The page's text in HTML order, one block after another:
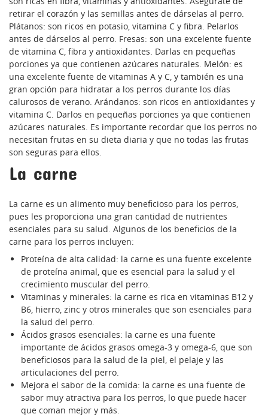
retirar el corazón y las semillas antes de dárselas al perro.
Plátanos: son ricos en potasio, vitamina C y fibra. Pelarlos
antes de dárselos al perro. Fresas: son una excelente fuente
de vitamina C, fibra y antioxidantes. Darlas en pequeñas
porciones ya que contienen azúcares naturales. Melón: es
una excelente fuente de vitaminas A y C, y también es una
gran opción para hidratar a los perros durante los días
calurosos de verano. Arándanos: son ricos en antioxidantes y
vitamina C. Darlos en pequeñas porciones ya que contienen
azúcares naturales. Es importante recordar que los perros no
necesitan frutas en su dieta diaria y que no todas las frutas
son seguras para ellos.
La carne
La carne es un alimento muy beneficioso para los perros,
pues les proporciona una gran cantidad de nutrientes
esenciales para su salud. Algunos de los beneficios de la
carne para los perros incluyen:
Proteína de alta calidad: la carne es una fuente excelente
de proteína animal, que es esencial para la salud y el
crecimiento muscular del perro.
Vitaminas y minerales: la carne es rica en vitaminas B12 y
B6, hierro, zinc y otros minerales que son esenciales para
la salud del perro.
Ácidos grasos esenciales: la carne es una fuente
importante de ácidos grasos omega-3 y omega-6, que son
beneficiosos para la salud de la piel, el pelaje y las
articulaciones del perro.
Mejora el sabor de la comida: la carne es una fuente de
sabor muy atractiva para los perros, lo que puede hacer
que coman mejor y más.